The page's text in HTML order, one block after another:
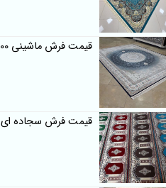
قیمت فرش ماشینی 1500 شانه
قیمت فرش سجاده ای